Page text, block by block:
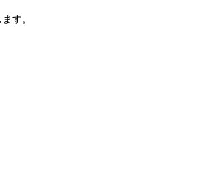
す。